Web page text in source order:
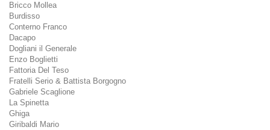
Bricco Mollea
Burdisso
Conterno Franco
Dacapo
Dogliani il Generale
Enzo Boglietti
Fattoria Del Teso
Fratelli Serio & Battista Borgogno
Gabriele Scaglione
La Spinetta
Ghiga
Giribaldi Mario